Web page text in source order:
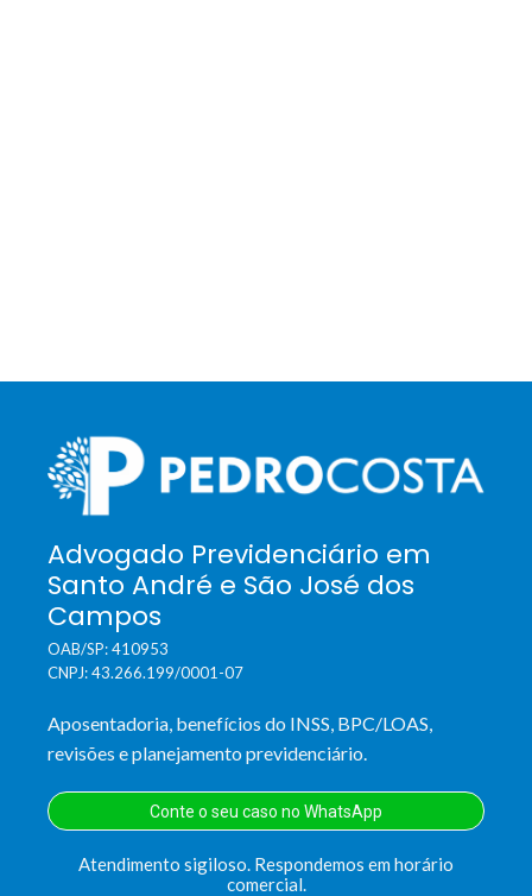
Advogado Previdenciário em
Santo André e São José dos
Campos
OAB/SP: 410953
CNPJ: 43.266.199/0001-07
Aposentadoria, benefícios do INSS, BPC/LOAS,
revisões e planejamento previdenciário.
Conte o seu caso no WhatsApp
Atendimento sigiloso. Respondemos em horário
comercial.